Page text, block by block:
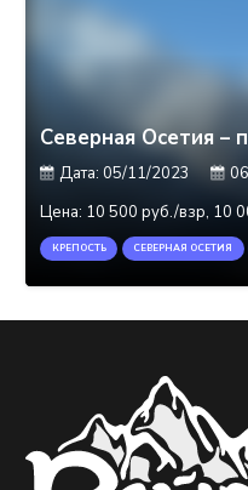
Северная Осетия –
Дата:05/11/2023
Цена: 10 500 руб./взр, 10
КРЕПОСТЬ СЕВЕРНАЯ ОСЕТИЯ